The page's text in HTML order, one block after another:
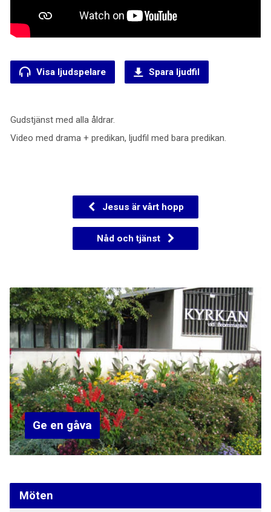
Visa ljudspelare Spara ljudfil
Gudstjänst med alla åldrar.
Video med drama + predikan, ljudfil med bara predikan.
Jesus är vårt hopp
Nåd och tjänst
Ge en gåva
Möten